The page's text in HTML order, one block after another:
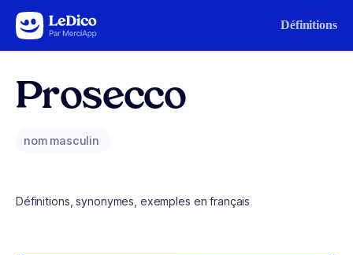
Aller au contenu Définitions
Prosecco
nom masculin
Définitions, synonymes, exemples en français